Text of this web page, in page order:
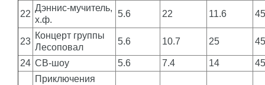
22
Дэннис-мучитель,
х.ф.
5.6 22 11.6
23
Концерт группы
Лесоповал
5.6 10.7 25
24 СВ-шоу 5.6 7.4 14
Приключения